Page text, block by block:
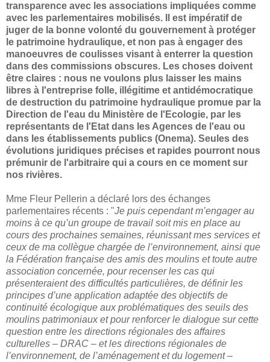
transparence avec les associations impliquées comme
avec les parlementaires mobilisés. Il est impératif de
juger de la bonne volonté du gouvernement à protéger
le patrimoine hydraulique, et non pas à engager des
manoeuvres de coulisses visant à enterrer la question
dans des commissions obscures. Les choses doivent
être claires : nous ne voulons plus laisser les mains
libres à l'entreprise folle, illégitime et antidémocratique
de destruction du patrimoine hydraulique promue par la
Direction de l'eau du Ministère de l'Ecologie, par les
représentants de l'Etat dans les Agences de l'eau ou
dans les établissements publics (Onema). Seules des
évolutions juridiques précises et rapides pourront nous
prémunir de l'arbitraire qui a cours en ce moment sur
nos rivières.
Mme Fleur Pellerin a déclaré lors des échanges
parlementaires récents : "Je puis cependant m’engager au
moins à ce qu’un groupe de travail soit mis en place au
cours des prochaines semaines, réunissant mes services et
ceux de ma collègue chargée de l’environnement, ainsi que
la Fédération française des amis des moulins et toute autre
association concernée, pour recenser les cas qui
présenteraient des difficultés particulières, de définir les
principes d’une application adaptée des objectifs de
continuité écologique aux problématiques des seuils des
moulins patrimoniaux et pour renforcer le dialogue sur cette
question entre les directions régionales des affaires
culturelles – DRAC – et les directions régionales de
l’environnement, de l’aménagement et du logement –